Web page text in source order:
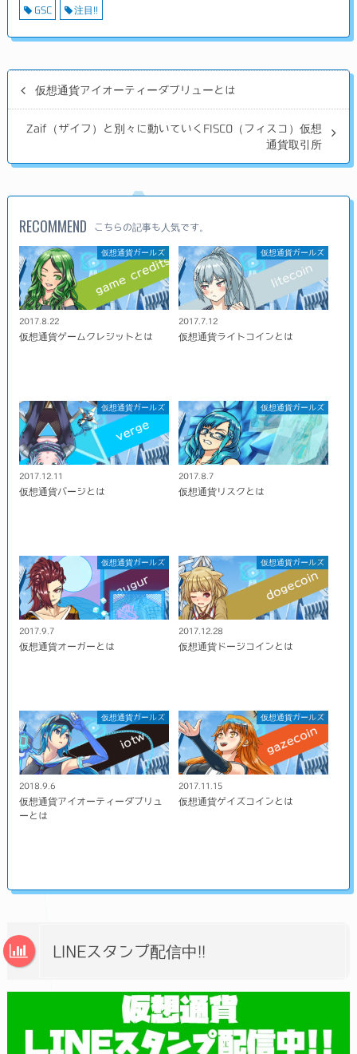
GSC 注目!!
仮想通貨アイオーティーダブリューとは
Zaif（ザイフ）と別々に動いていくFISCO（フィスコ）仮想
通貨取引所
RECOMMEND こちらの記事も人気です。
仮想通貨ガールズ
2017.8.22
仮想通貨ゲームクレジットとは
仮想通貨ガールズ
2017.7.12
仮想通貨ライトコインとは
仮想通貨ガールズ
2017.12.11
仮想通貨バージとは
仮想通貨ガールズ
2017.8.7
仮想通貨リスクとは
仮想通貨ガールズ
2017.9.7
仮想通貨オーガーとは
仮想通貨ガールズ
2017.12.28
仮想通貨ドージコインとは
仮想通貨ガールズ
2018.9.6
仮想通貨アイオーティーダブリュ
ーとは
仮想通貨ガールズ
2017.11.15
仮想通貨ゲイズコインとは
LINEスタンプ配信中!!